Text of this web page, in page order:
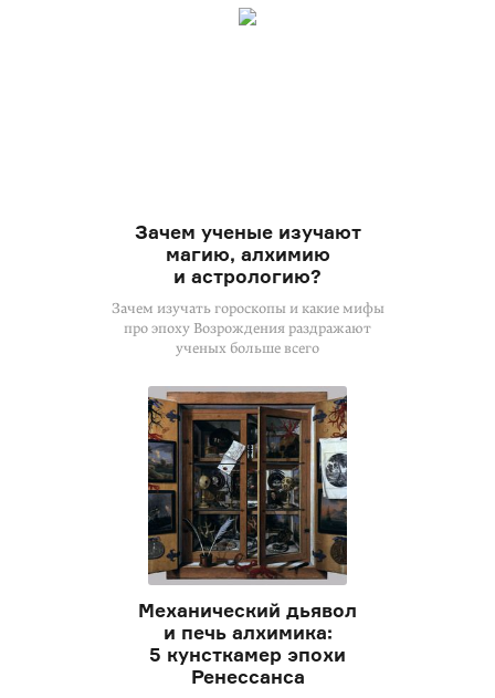
Зачем ученые изучают
магию, алхимию
и астрологию?
Зачем изучать гороскопы и какие мифы
про эпоху Возрождения раздражают
ученых больше всего
Механический дьявол
и печь алхимика:
5 кунсткамер эпохи
Ренессанса